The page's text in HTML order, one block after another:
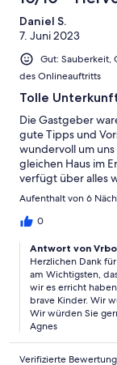
Daniel S.
7. Juni 2023
Gut: Sauberkeit,
des Onlineauftritts
Tolle
Die Gastgeber
gute Tipps und
wundervoll um
gleichen Haus im
verfügt über alles
Klimaanlage... Die
Zahlreiche
Aufenthalt von 6
0
Antwort von
Herzlichen Dank
am Wichtigsten,
wir es erricht
brave Kinder. Wir
Wir würden Sie
Agnes
Verifizierte Bewertung